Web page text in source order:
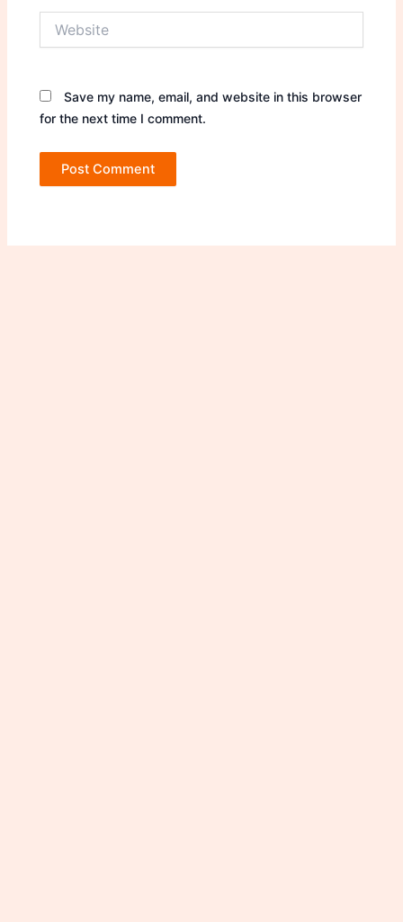
Save my name, email, and website in this browser
for the next time I comment.